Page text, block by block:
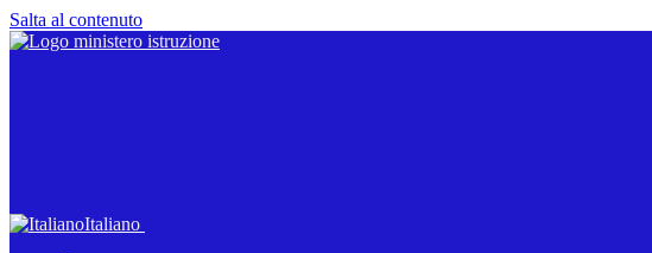
Salta al contenuto
Italiano